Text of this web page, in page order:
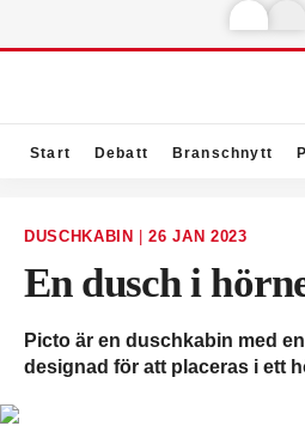
Start Debatt Branschnytt
DUSCHKABIN 26 JAN 2023
En dusch i
Picto är en duschkabin med
designad för att placeras i ett